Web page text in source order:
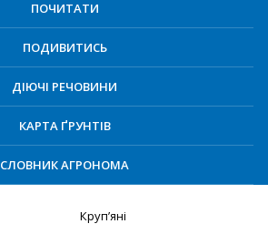
ПОЧИТАТИ
ПОДИВИТИСЬ
ДІЮЧІ РЕЧОВИНИ
КАРТА ҐРУНТІВ
СЛОВНИК АГРОНОМА
Круп’яні